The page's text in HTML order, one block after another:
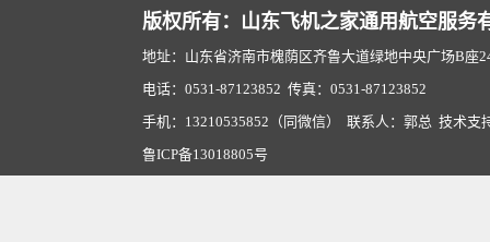
版权所有：山东飞机之家通用航空服务
地址：山东省济南市槐荫区齐鲁大道绿地中央广场B座
电话：0531-87123852 传真：0531-87123852
手机：13210535852（同微信） 联系人：郭总 技术支
鲁ICP备13018805号